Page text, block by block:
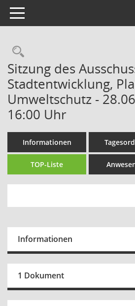
Toggle navigation
Rechercheauswahl
Sitzung des
Stadtentwicklung,
Umweltschutz -
16:00 Uhr
Informationen
TOP-Liste
Informationen
1 Dokument